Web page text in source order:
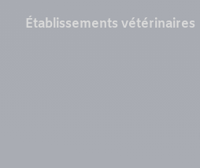
Établissements vétérinaires